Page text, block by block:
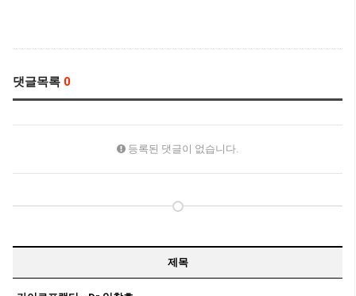
댓글목록 0
등록된 댓글이 없습니다.
제목